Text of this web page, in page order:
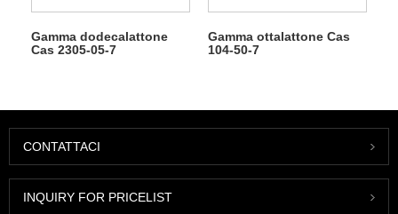
Gamma dodecalattone
Cas 2305-05-7
Gamma ottalattone Cas
104-50-7
CONTATTACI
INQUIRY FOR PRICELIST